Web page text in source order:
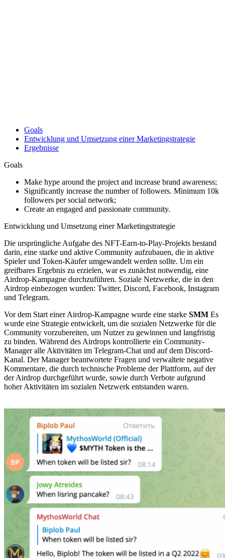
Goals
Entwicklung und Umsetzung einer Marketingstrategie
Ergebnisse
Goals
Make hype around the project and increase brand awareness;
Significantly increase the number of followers. Minimum 10k
followers per social network;
Create an engaged and passionate community.
Entwicklung und Umsetzung einer Marketingstrategie
Die ursprüngliche Aufgabe des NFT-Earn-to-Play-Projekts bestand
darin, eine starke und aktive Community aufzubauen, die in aktive
Spieler und Token-Käufer umgewandelt werden sollte. Um ein
greifbares Ergebnis zu erzielen, war es zunächst notwendig, eine
Airdrop-Kampagne durchzuführen. Soziale Netzwerke, die in den
Airdrop einbezogen wurden: Twitter, Discord, Facebook, Instagram
und Telegram.
Vor dem Start einer Airdrop-Kampagne wurde eine starke SMM Es
wurde eine Strategie entwickelt, um die sozialen Netzwerke für die
Community vorzubereiten, um Nutzer zu gewinnen und langfristig
zu binden. Während des Airdrops kontrollierte ein Community-
Manager alle Aktivitäten im Telegram-Chat und auf dem Discord-
Kanal. Der Manager beantwortete Fragen und verwaltete negative
Kommentare, die durch technische Probleme der Plattform, auf der
der Airdrop durchgeführt wurde, sowie durch Verbote aufgrund
hoher Aktivitäten im sozialen Netzwerk entstanden waren.